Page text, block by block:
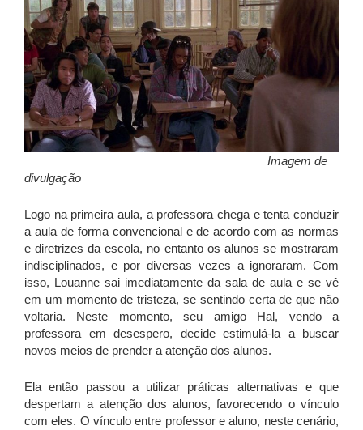
Imagem de
divulgação
Logo na primeira aula, a professora chega e tenta conduzir
a aula de forma convencional e de acordo com as normas
e diretrizes da escola, no entanto os alunos se mostraram
indisciplinados, e por diversas vezes a ignoraram. Com
isso, Louanne sai imediatamente da sala de aula e se vê
em um momento de tristeza, se sentindo certa de que não
voltaria. Neste momento, seu amigo Hal, vendo a
professora em desespero, decide estimulá-la a buscar
novos meios de prender a atenção dos alunos.
Ela então passou a utilizar práticas alternativas e que
despertam a atenção dos alunos, favorecendo o vínculo
com eles. O vínculo entre professor e aluno, neste cenário,